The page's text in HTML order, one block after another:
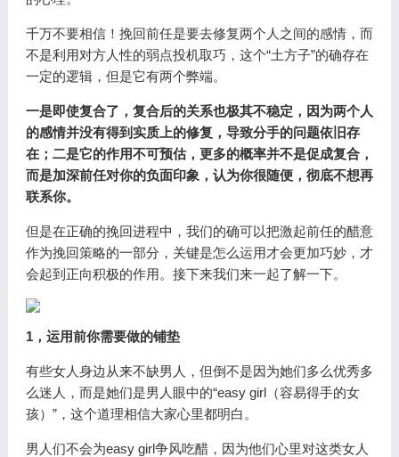
千万不要相信！挽回前任是要去修复两个人之间的感情，而
不是利用对方人性的弱点投机取巧，这个“土方子”的确存在
一定的逻辑，但是它有两个弊端。
一是即使复合了，复合后的关系也极其不稳定，因为两个人
的感情并没有得到实质上的修复，导致分手的问题依旧存
在；二是它的作用不可预估，更多的概率并不是促成复合，
而是加深前任对你的负面印象，认为你很随便，彻底不想再
联系你。
但是在正确的挽回进程中，我们的确可以把激起前任的醋意
作为挽回策略的一部分，关键是怎么运用才会更加巧妙，才
会起到正向积极的作用。接下来我们来一起了解一下。
1，运用前你需要做的铺垫
有些女人身边从来不缺男人，但倒不是因为她们多么优秀多
么迷人，而是她们是男人眼中的“easy girl（容易得手的女
孩）”，这个道理相信大家心里都明白。
男人们不会为easy girl争风吃醋，因为他们心里对这类女人